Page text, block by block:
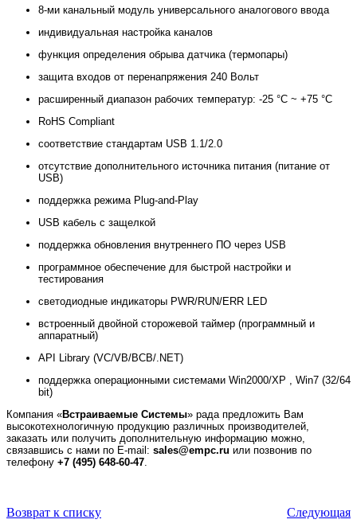
8-ми канальный модуль универсального аналогового ввода
индивидуальная настройка каналов
функция определения обрыва датчика (термопары)
защита входов от перенапряжения 240 Вольт
расширенный диапазон рабочих температур: -25 °C ~ +75 °C
RoHS Compliant
соответствие стандартам USB 1.1/2.0
отсутствие дополнительного источника питания (питание от
USB)
поддержка режима Plug-and-Play
USB кабель с защелкой
поддержка обновления внутреннего ПО через USB
программное обеспечение для быстрой настройки и
тестирования
светодиодные индикаторы PWR/RUN/ERR LED
встроенный двойной сторожевой таймер (программный и
аппаратный)
API Library (VC/VB/BCB/.NET)
поддержка операционными системами Win2000/XP , Win7 (32/64
bit)
Компания «Встраиваемые Системы» рада предложить Вам
высокотехнологичную продукцию различных производителей,
заказать или получить дополнительную информацию можно,
связавшись с нами по E-mail: sales@empc.ru или позвонив по
телефону +7 (495) 648-60-47
Возврат к списку
Следующая